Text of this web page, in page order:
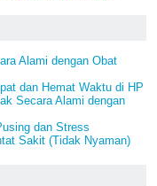
Alami dengan Obat
dan Hemat Waktu di HP
Secara Alami dengan
dan Stress
Sakit (Tidak Nyaman)